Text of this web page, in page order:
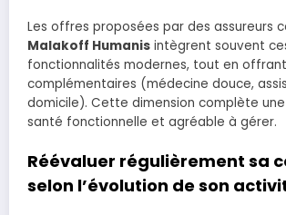
Les offres proposées par des assureurs
Malakoff Humanis intègrent souvent
fonctionnalités modernes, tout en
complémentaires (médecine douce,
domicile). Cette dimension complète
santé fonctionnelle et agréable à gérer.
Réévaluer régulièrement sa
selon l’évolution de son